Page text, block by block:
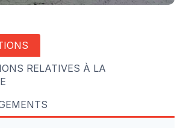
RELATIVES À LA